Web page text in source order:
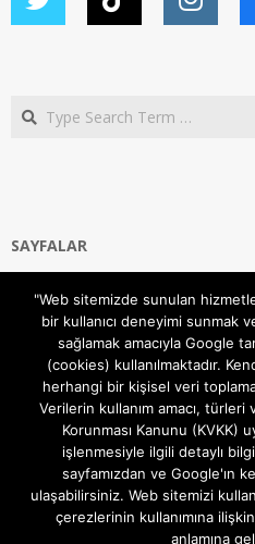
Search
SAYFALAR
Gizlilik ve Çerezler (Cookies)
Hakkımızda
İletişim Kanalları
MODEM KURULUM
TEKNİK DESTEK
TELEVİZYON SİSTEMLERİ
"Web sitemizde sunulan
bir kullanıcı deneyimi sunmak
sağlamak amacıyla Google
(cookies) kullanılmaktadır.
herhangi bir kişisel veri
Verilerin kullanım amacı, türleri
Korunması Kanunu (KVKK)
işlenmesiyle ilgili detaylı
sayfamızdan ve Google'ın
ulaşabilirsiniz. Web sitemizi
çerezlerinin kullanımına
anlamına